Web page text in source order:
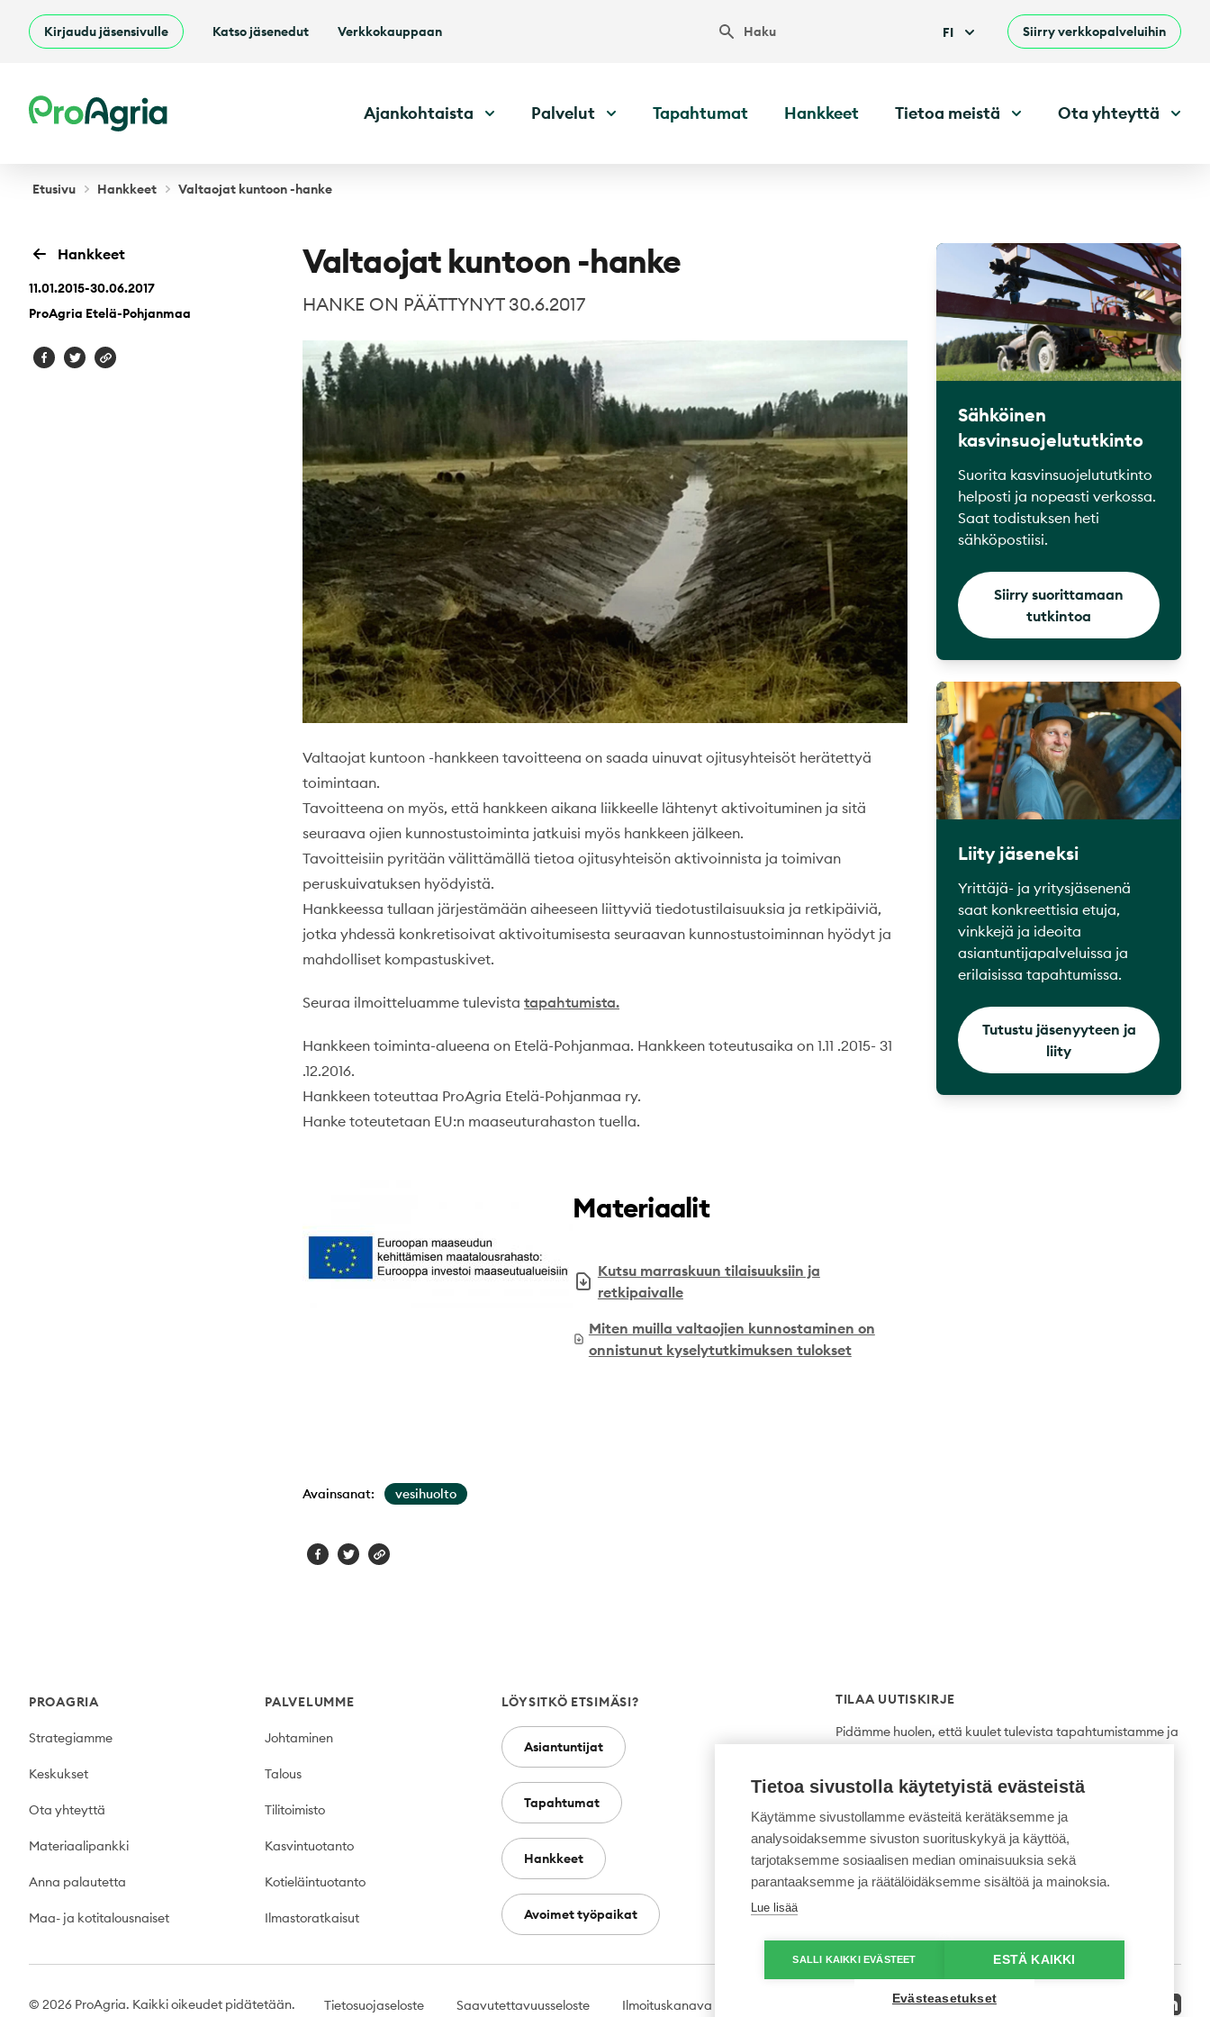
Kirjaudu jäsensivulle Katso jäsenedut Verkkokauppaan Haku FI Siirry verkkopalveluihin
ProAgria Ajankohtaista Palvelut Tapahtumat Hankkeet Tietoa meistä Ota yhteyttä
Etusivu Hankkeet Valtaojat kuntoon -hanke
Hankkeet
11.01.2015-30.06.2017
ProAgria Etelä-Pohjanmaa
Valtaojat kuntoon -hanke
HANKE ON PÄÄTTYNYT 30.6.2017
Valtaojat kuntoon -hankkeen tavoitteena on saada uinuvat ojitusyhteisöt herätettyä
toimintaan.
Tavoitteena on myös, että hankkeen aikana liikkeelle lähtenyt aktivoituminen ja sitä
seuraava ojien kunnostustoiminta jatkuisi myös hankkeen jälkeen.
Tavoitteisiin pyritään välittämällä tietoa ojitusyhteisön aktivoinnista ja toimivan
peruskuivatuksen hyödyistä.
Hankkeessa tullaan järjestämään aiheeseen liittyviä tiedotustilaisuuksia ja retkipäiviä,
jotka yhdessä konkretisoivat aktivoitumisesta seuraavan kunnostustoiminnan hyödyt ja
mahdolliset kompastuskivet.
Seuraa ilmoitteluamme tulevista tapahtumista.
Hankkeen toiminta-alueena on Etelä-Pohjanmaa. Hankkeen toteutusaika on 1.11 .2015- 31
.12.2016.
Hankkeen toteuttaa ProAgria Etelä-Pohjanmaa ry.
Hanke toteutetaan EU:n maaseuturahaston tuella.
Materiaalit
Kutsu marraskuun tilaisuuksiin ja
retkipaivalle
Miten muilla valtaojien kunnostaminen on
onnistunut kyselytutkimuksen tulokset
Avainsanat: vesihuolto
Sähköinen
kasvinsuojelututkinto
Suorita kasvinsuojelututkinto
helposti ja nopeasti verkossa.
Saat todistuksen heti
sähköpostiisi.
Siirry suorittamaan
tutkintoa
Liity jäseneksi
Yrittäjä- ja yritysjäsenenä
saat konkreettisia etuja,
vinkkejä ja ideoita
asiantuntijapalveluissa ja
erilaisissa tapahtumissa.
Tutustu jäsenyyteen ja
liity
PROAGRIA
Strategiamme
Keskukset
Ota yhteyttä
Materiaalipankki
Anna palautetta
Maa- ja kotitalousnaiset
PALVELUMME
Johtaminen
Talous
Tilitoimisto
Kasvintuotanto
Kotieläintuotanto
Ilmastoratkaisut
LÖYSITKÖ ETSIMÄSI?
Asiantuntijat
Tapahtumat
Hankkeet
Avoimet työpaikat
TILAA UUTISKIRJE
Pidämme huolen, että kuulet tulevista tapahtumistamme ja
uutuuksista ensimmäisten joukossa.
Tilaa
Twitter Instagram
Tietosuojaseloste Saavutettavuusseloste Ilmoituskanava
© 2026 ProAgria. Kaikki oikeudet pidätetään.
Tietoa sivustolla käytetyistä evästeistä
Käytämme sivustollamme evästeitä kerätäksemme ja
analysoidaksemme sivuston suorituskykyä ja käyttöä,
tarjotaksemme sosiaalisen median ominaisuuksia sekä
parantaaksemme ja räätälöidäksemme sisältöä ja mainoksia.
Lue lisää
SALLI KAIKKI EVÄSTEET ESTÄ KAIKKI
Evästeasetukset